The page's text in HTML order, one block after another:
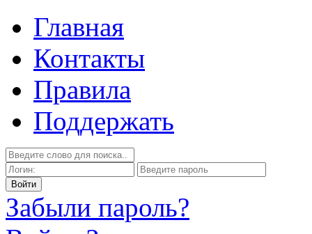
Главная
Контакты
Правила
Поддержать
Забыли пароль?